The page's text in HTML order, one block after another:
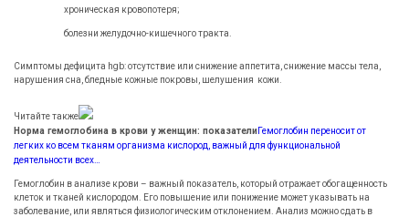
хроническая кровопотеря;
болезни желудочно-кишечного тракта.
Симптомы дефицита hgb: отсутствие или снижение аппетита, снижение массы тела,
нарушения сна, бледные кожные покровы, шелушения кожи.
Читайте также
Норма гемоглобина в крови у женщин: показатели Гемоглобин переносит от
легких ко всем тканям организма кислород, важный для функциональной
деятельности всех…
Гемоглобин в анализе крови – важный показатель, который отражает обогащенность
клеток и тканей кислородом. Его повышение или понижение может указывать на
заболевание, или являться физиологическим отклонением. Анализ можно сдать в